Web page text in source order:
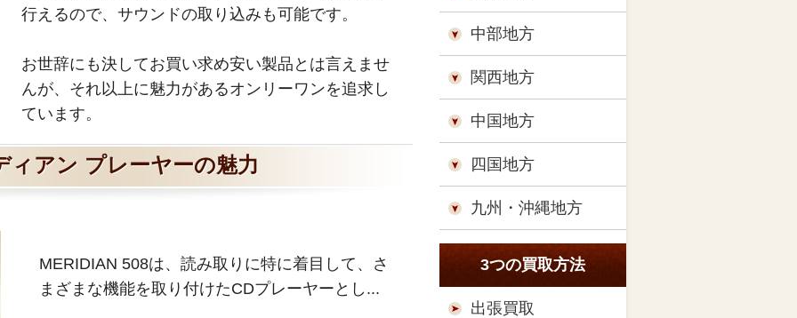
行えるので、サウンドの取り込みも可能です。
お世辞にも決してお買い求め安い製品とは言えませ
んが、それ以上に魅力があるオンリーワンを追求し
ています。
ィアン プレーヤーの魅力
MERIDIAN 508は、読み取りに特に着目して、さ
まざまな機能を取り付けたCDプレーヤーとし...
中部地方
関西地方
中国地方
四国地方
九州・沖縄地方
3つの買取方法
出張買取